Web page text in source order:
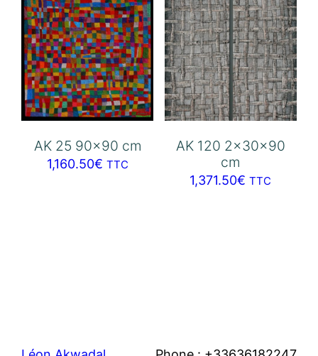
AK 25 90×90 cm
1,160.50€ TTC
AK 120 2x30x90
cm
1,371.50€ TTC